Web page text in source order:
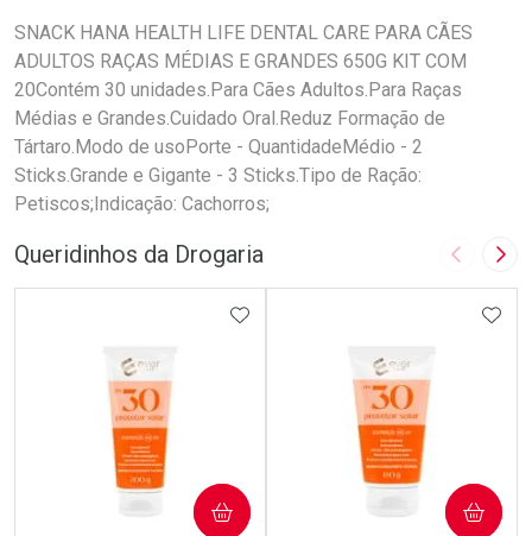
SNACK HANA HEALTH LIFE DENTAL CARE PARA CÃES
ADULTOS RAÇAS MÉDIAS E GRANDES 650G KIT COM
20Contém 30 unidades.Para Cães Adultos.Para Raças
Médias e Grandes.Cuidado Oral.Reduz Formação de
Tártaro.Modo de usoPorte - QuantidadeMédio - 2
Sticks.Grande e Gigante - 3 Sticks.Tipo de Ração:
Petiscos;Indicação: Cachorros;
Queridinhos da Drogaria Imagem
ADICIONAR AOS FAVORITOS
COMPRAR COMPRAR